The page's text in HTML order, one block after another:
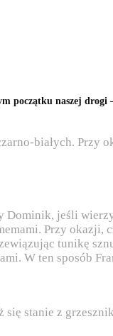
początku naszej
białych. Przy
jeśli
Przy okazji,
tunikę
W ten sposób
stanie z